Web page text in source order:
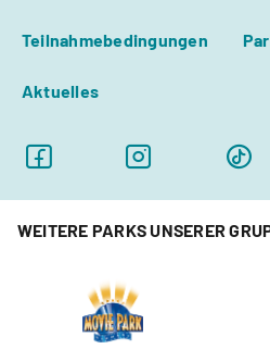
Teilnahmebedingungen
Aktuelles
WEITERE PARKS UNSERER